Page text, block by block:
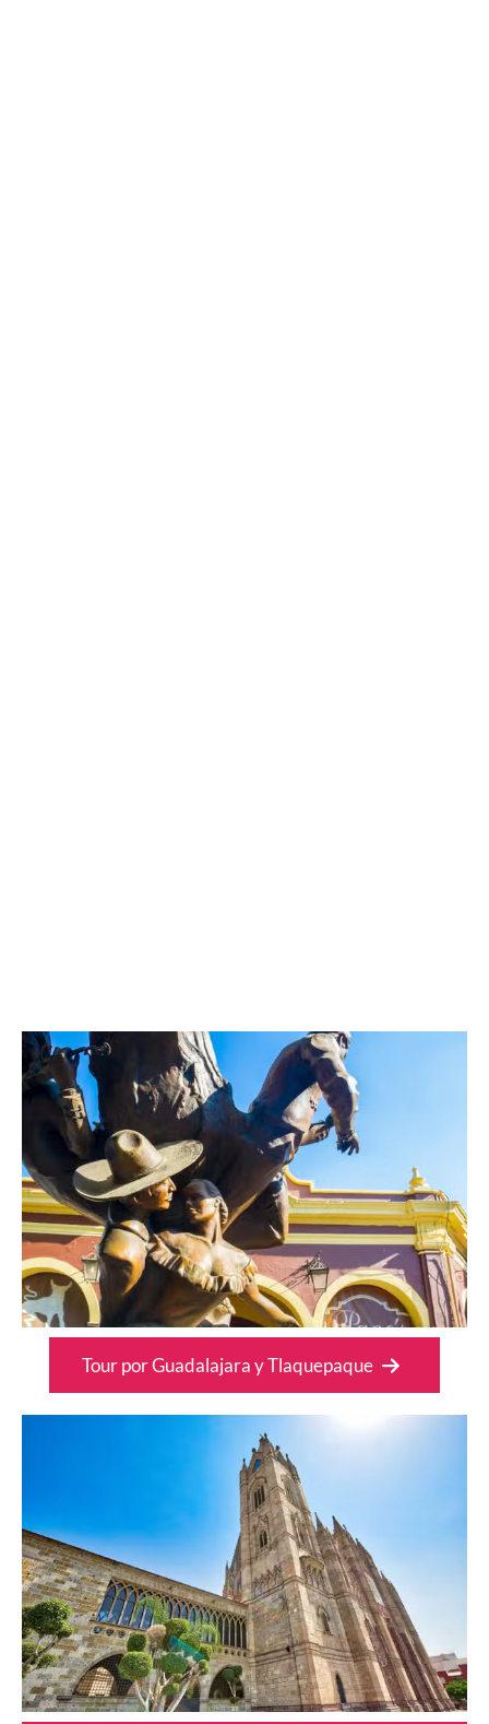
Tour por Guadalajara y Tlaquepaque